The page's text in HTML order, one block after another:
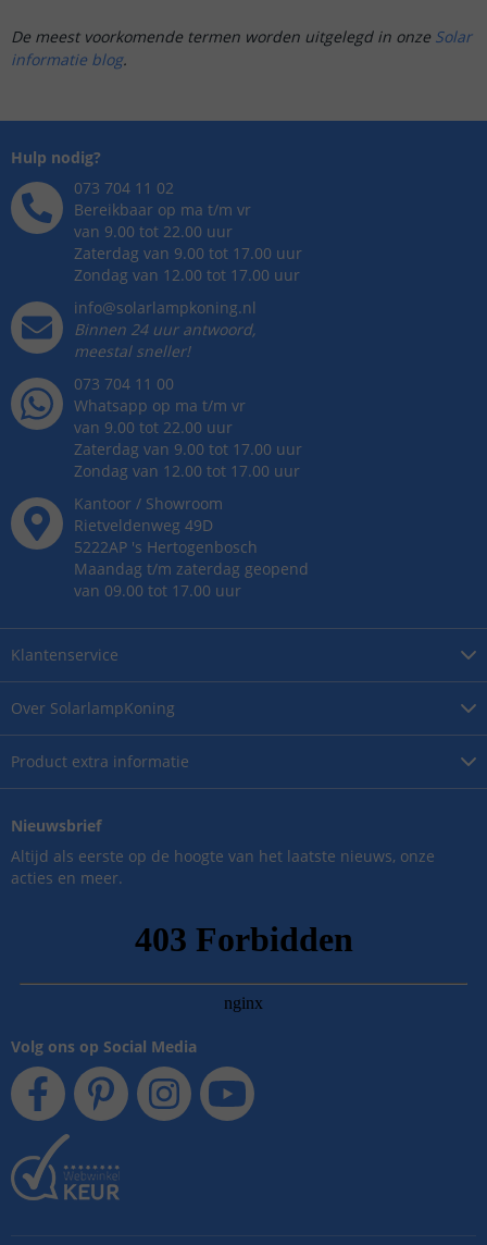
De meest voorkomende termen worden uitgelegd in onze Solar
informatie blog.
Over SolarlampKoning
Product extra informatie
Klantenservice
Hulp nodig?
073 704 11 02
Bereikbaar op ma t/m vr
van 9.00 tot 22.00 uur
Zaterdag van 9.00 tot 17.00 uur
Zondag van 12.00 tot 17.00 uur
info@solarlampkoning.nl
Binnen 24 uur antwoord,
meestal sneller!
073 704 11 00
Whatsapp op ma t/m vr
van 9.00 tot 22.00 uur
Zaterdag van 9.00 tot 17.00 uur
Zondag van 12.00 tot 17.00 uur
Kantoor / Showroom
Rietveldenweg 49D
5222AP 's Hertogenbosch
Maandag t/m zaterdag geopend
van 09.00 tot 17.00 uur
Nieuwsbrief
Altijd als eerste op de hoogte van het laatste nieuws, onze
acties en meer.
Volg ons op Social Media